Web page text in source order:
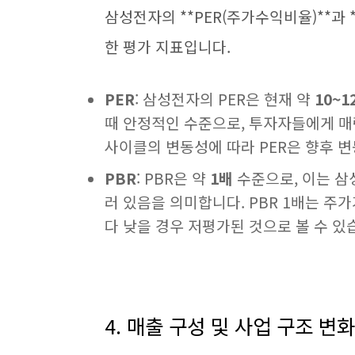
삼성전자의 **PER(주가수익비율)**
한 평가 지표입니다.
PER: 삼성전자의 PER은 현재 약
때 안정적인 수준으로, 투자자들에게
사이클의 변동성에 따라 PER은 향후
PBR: PBR은 약 1배 수준으로, 이는
러 있음을 의미합니다. PBR 1배는 주
다 낮을 경우 저평가된 것으로 볼 수 있
4. 매출 구성 및 사업 구조 변화